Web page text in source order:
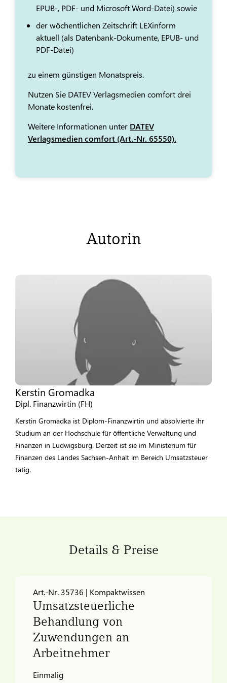
EPUB-, PDF- und Microsoft Word-Datei) sowie
der wöchentlichen Zeitschrift LEXinform
aktuell (als Datenbank-Dokumente, EPUB- und
PDF-Datei)
zu einem günstigen Monatspreis.
Nutzen Sie DATEV Verlagsmedien comfort drei
Monate kostenfrei.
Weitere Informationen unter DATEV
Verlagsmedien comfort (Art.-Nr. 65550).
Autorin
Kerstin Gromadka
Dipl. Finanzwirtin (FH)
Kerstin Gromadka ist Diplom-Finanzwirtin und absolvierte ihr
Studium an der Hochschule für öffentliche Verwaltung und
Finanzen in Ludwigsburg. Derzeit ist sie im Ministerium für
Finanzen des Landes Sachsen-Anhalt im Bereich Umsatzsteuer
tätig.
Details & Preise
Art.-Nr. 35736 | Kompaktwissen
Umsatzsteuerliche
Behandlung von
Zuwendungen an
Arbeitnehmer
Einmalig